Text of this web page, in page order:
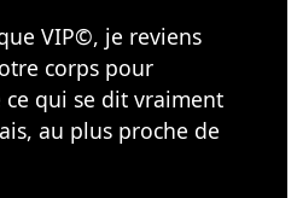
VIP©, je reviens
corps pour
qui se dit vraiment
au plus proche de